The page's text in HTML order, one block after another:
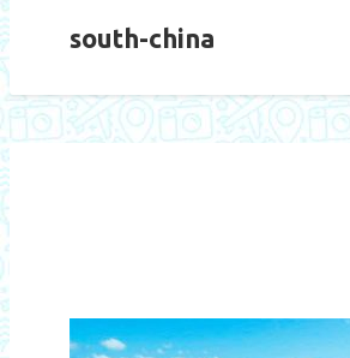
south-china